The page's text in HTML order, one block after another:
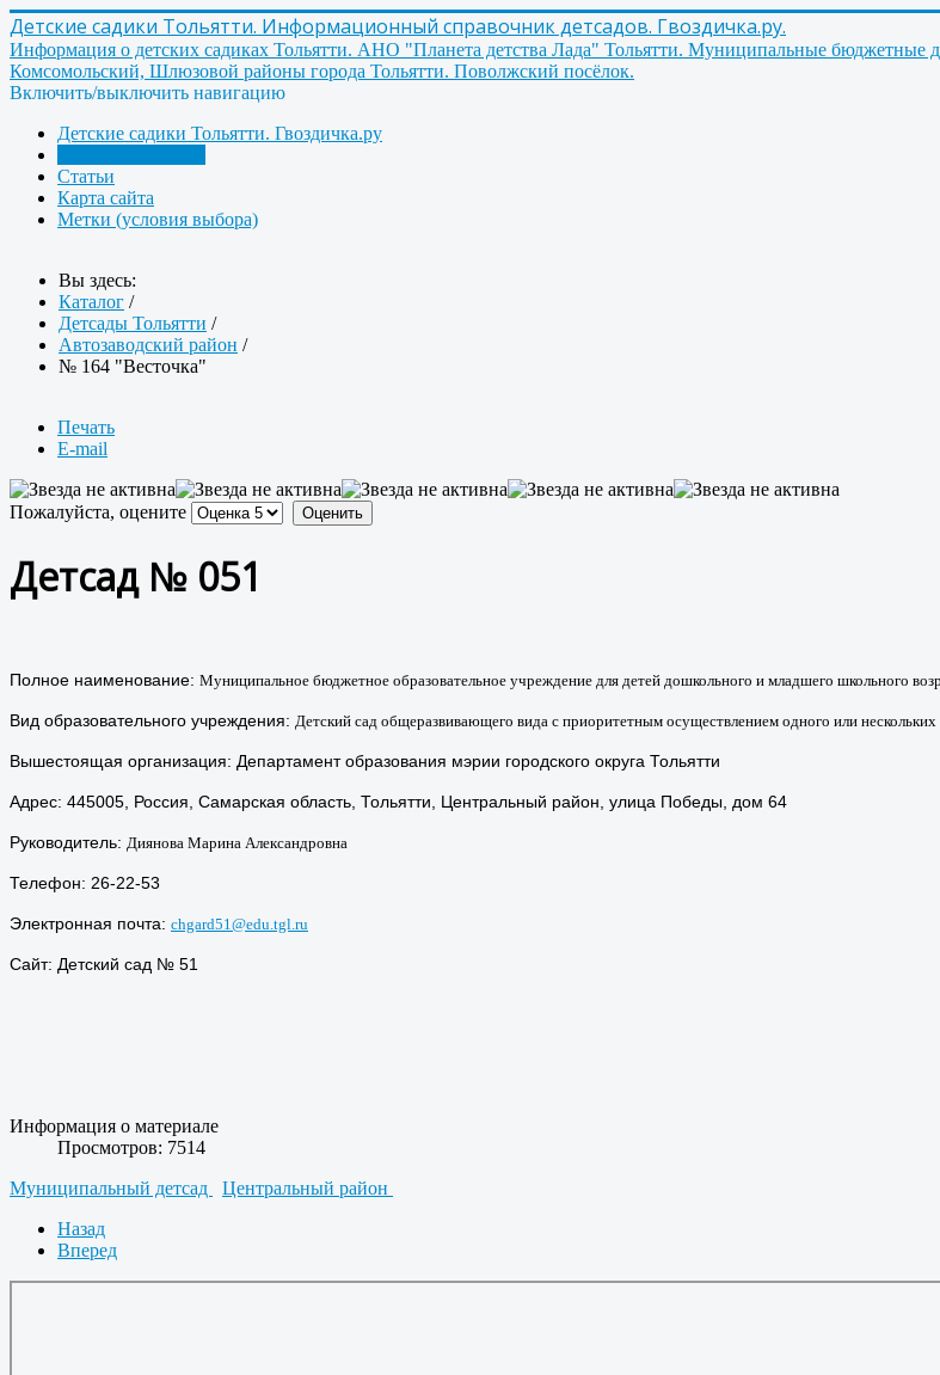
Детские садики Тольятти. Информационный справочник детсадов. Гвоздичка.ру.
Информация о детских садиках Тольятти. АНО "Планета детства Лада" Тольятти. Муниципальные бюджетные
Комсомольский, Шлюзовой районы города Тольятти. Поволжский посёлок.
Включить/выключить навигацию
Детские садики Тольятти. Гвоздичка.ру
Статьи
Карта сайта
Метки (условия выбора)
Вы здесь:
Каталог /
Детсады Тольятти /
Автозаводский район /
№ 164 "Весточка"
Печать
E-mail
Пожалуйста, оцените
Детсад № 051
Полное наименование: Муниципальное бюджетное образовательное учреждение для детей дошкольного и младшего школьного
Вид образовательного учреждения: Детский сад общеразвивающего вида с приоритетным осуществлением одного или нескольких
Вышестоящая организация: Департамент образования мэрии городского округа Тольятти
Адрес: 445005, Россия, Самарская область, Тольятти, Центральный район, улица Победы, дом 64
Руководитель: Диянова Марина Александровна
Телефон: 26-22-53
Электронная почта: chgard51@edu.tgl.ru
Сайт: Детский сад № 51
Информация о материале
Просмотров: 7514
Муниципальный детсад
Центральный район
Назад
Вперед